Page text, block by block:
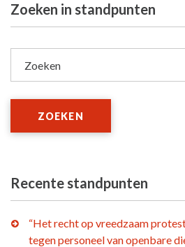
Zoeken in standpunten
Zoeken
ZOEKEN
Recente standpunten
“Het recht op vreedzaam
tegen personeel van openbare